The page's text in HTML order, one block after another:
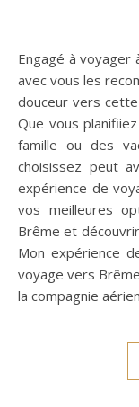
Engagé à voyager à Brême ! Dans cet article, je partagerai
avec vous les
douceur vers cette
Que vous
famille ou des
choisissez peut
expérience de
vos meilleures
Brême et
Mon expérience
voyage vers
la compagnie